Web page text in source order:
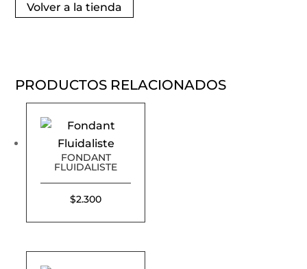
Volver a la tienda
PRODUCTOS RELACIONADOS
FONDANT
FLUIDALISTE
$2.300